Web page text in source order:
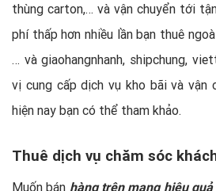
thùng carton,… và vận chuyển tới
phí thấp hơn nhiều lần bạn thuê
… và giaohangnhanh, shipchung,
vị cung cấp dịch vụ kho bãi và vận
hiện nay bạn có thể tham khảo.
Thuê dịch vụ chăm sóc
Muốn bán hàng trên mạng hiệu quả